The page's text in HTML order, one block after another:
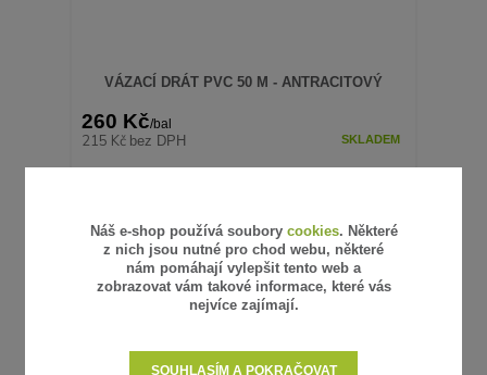
VÁZACÍ DRÁT PVC 50 M - ANTRACITOVÝ
260 Kč/bal
215 Kč bez DPH SKLADEM
Novinka
Náš e-shop používá soubory cookies. Některé
z nich jsou nutné pro chod webu, některé
nám pomáhají vylepšit tento web a
zobrazovat vám takové informace, které vás
nejvíce zajímají.
SOUHLASÍM A POKRAČOVAT